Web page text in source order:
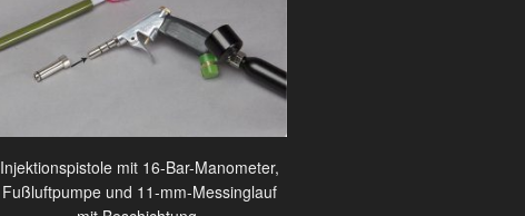
Injektionspistole mit 16-Bar-Manometer,
Fußluftpumpe und 11-mm-Messinglauf